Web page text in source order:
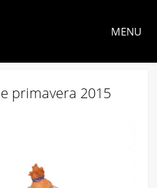
MENU
primavera 2015